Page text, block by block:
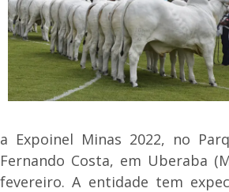
a Expoinel Minas 2022, no
Fernando Costa, em Uberaba
fevereiro. A entidade tem